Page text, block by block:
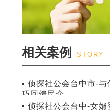
相关案例 STORY
▪ 侦探社公会台中市-
巧回馈民众
▪ 侦探社公会台中-女